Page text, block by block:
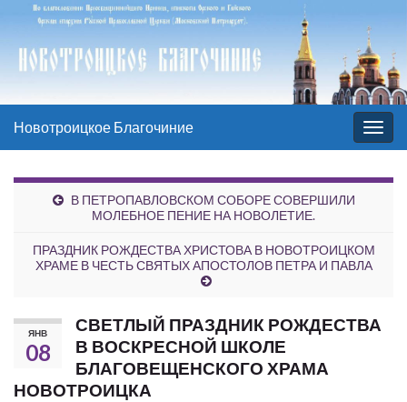
Вкл/
выкл
Новотроицкое Благочиние
В ПЕТРОПАВЛОВСКОМ СОБОРЕ СОВЕРШИЛИ
МОЛЕБНОЕ ПЕНИЕ НА НОВОЛЕТИЕ.
ПРАЗДНИК РОЖДЕСТВА ХРИСТОВА В НОВОТРОИЦКОМ
ХРАМЕ В ЧЕСТЬ СВЯТЫХ АПОСТОЛОВ ПЕТРА И ПАВЛА
ЯНВ
08
СВЕТЛЫЙ ПРАЗДНИК РОЖДЕСТВА
В ВОСКРЕСНОЙ ШКОЛЕ
БЛАГОВЕЩЕНСКОГО ХРАМА
НОВОТРОИЦКА